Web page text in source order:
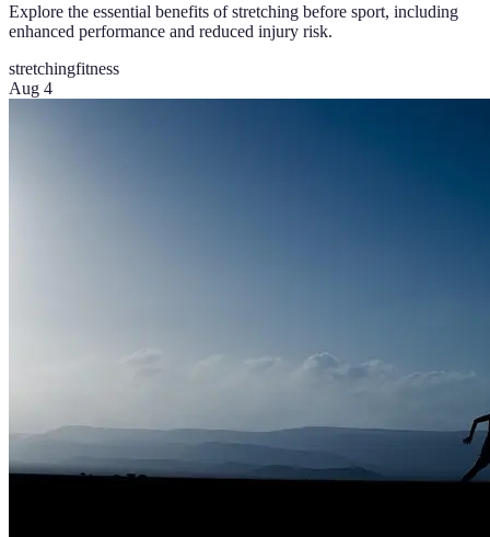
Explore the essential benefits of stretching before sport, including
enhanced performance and reduced injury risk.
stretchingfitness
Aug 4